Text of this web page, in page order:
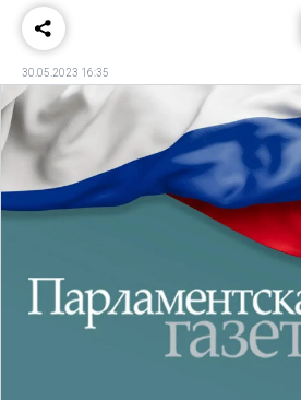
30.05.2023 16:35